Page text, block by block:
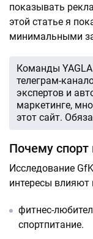
показывать
этой статье я
минимальными
Команды
телеграм-
экспертов и
маркетинге,
этот сайт.
Почему спорт
Исследование
интересы влияют
фитнес-
спортпитание.